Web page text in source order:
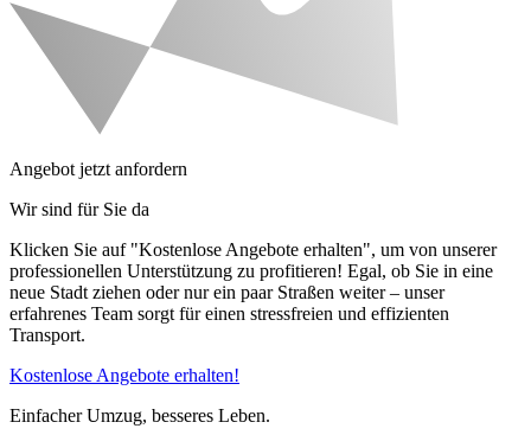
Angebot jetzt anfordern
Wir sind für Sie da
Klicken Sie auf "Kostenlose Angebote erhalten", um von unserer
professionellen Unterstützung zu profitieren! Egal, ob Sie in eine
neue Stadt ziehen oder nur ein paar Straßen weiter – unser
erfahrenes Team sorgt für einen stressfreien und effizienten
Transport.
Kostenlose Angebote erhalten!
Einfacher Umzug, besseres Leben.